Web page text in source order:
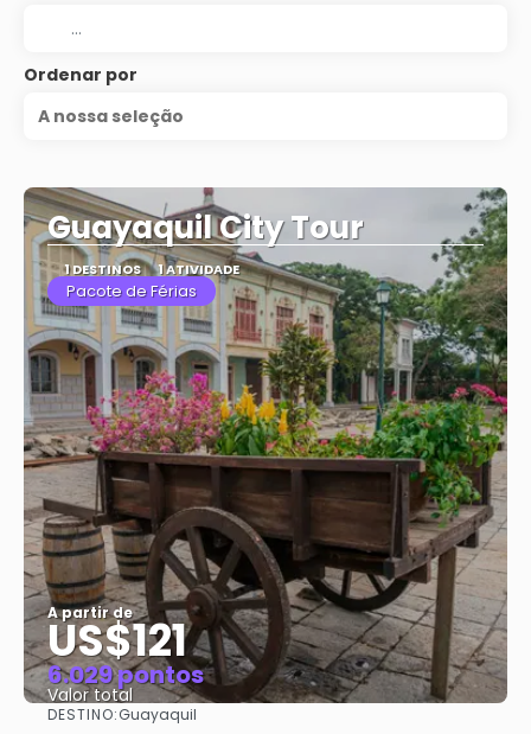
Ordenar por
A nossa seleção
Guayaquil City Tour
1 DESTINOS 1 ATIVIDADE
Pacote de Férias
A partir de
US$121
6.029 pontos
Valor total
DESTINO:Guayaquil